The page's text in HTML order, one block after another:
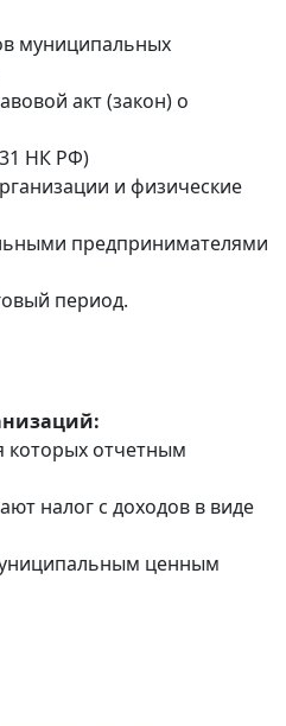
муниципальных
акт (закон) о
31 НК РФ)
и физические
предпринимателями
период.
которых отчетным
налог с доходов в виде
ценным